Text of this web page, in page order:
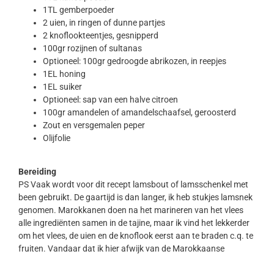
1TL gemberpoeder
2 uien, in ringen of dunne partjes
2 knoflookteentjes, gesnipperd
100gr rozijnen of sultanas
Optioneel: 100gr gedroogde abrikozen, in reepjes
1EL honing
1EL suiker
Optioneel: sap van een halve citroen
100gr amandelen of amandelschaafsel, geroosterd
Zout en versgemalen peper
Olijfolie
Bereiding
PS Vaak wordt voor dit recept lamsbout of lamsschenkel met
been gebruikt. De gaartijd is dan langer, ik heb stukjes lamsnek
genomen. Marokkanen doen na het marineren van het vlees
alle ingrediënten samen in de tajine, maar ik vind het lekkerder
om het vlees, de uien en de knoflook eerst aan te braden c.q. te
fruiten. Vandaar dat ik hier afwijk van de Marokkaanse